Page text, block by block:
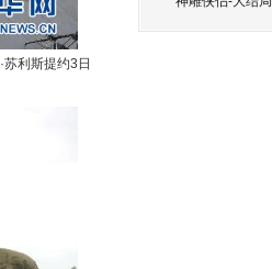
利斯提约3日